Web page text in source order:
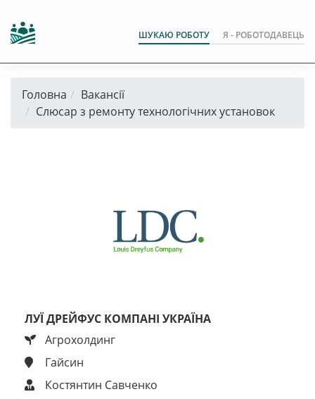
ШУКАЮ РОБОТУ Я - РОБОТОДАВЕЦЬ
Головна
Вакансії
Слюсар з ремонту технологічних установок
ЛУЇ ДРЕЙФУС КОМПАНІ УКРАЇНА
Агрохолдинг
Гайсин
Костянтин Савченко